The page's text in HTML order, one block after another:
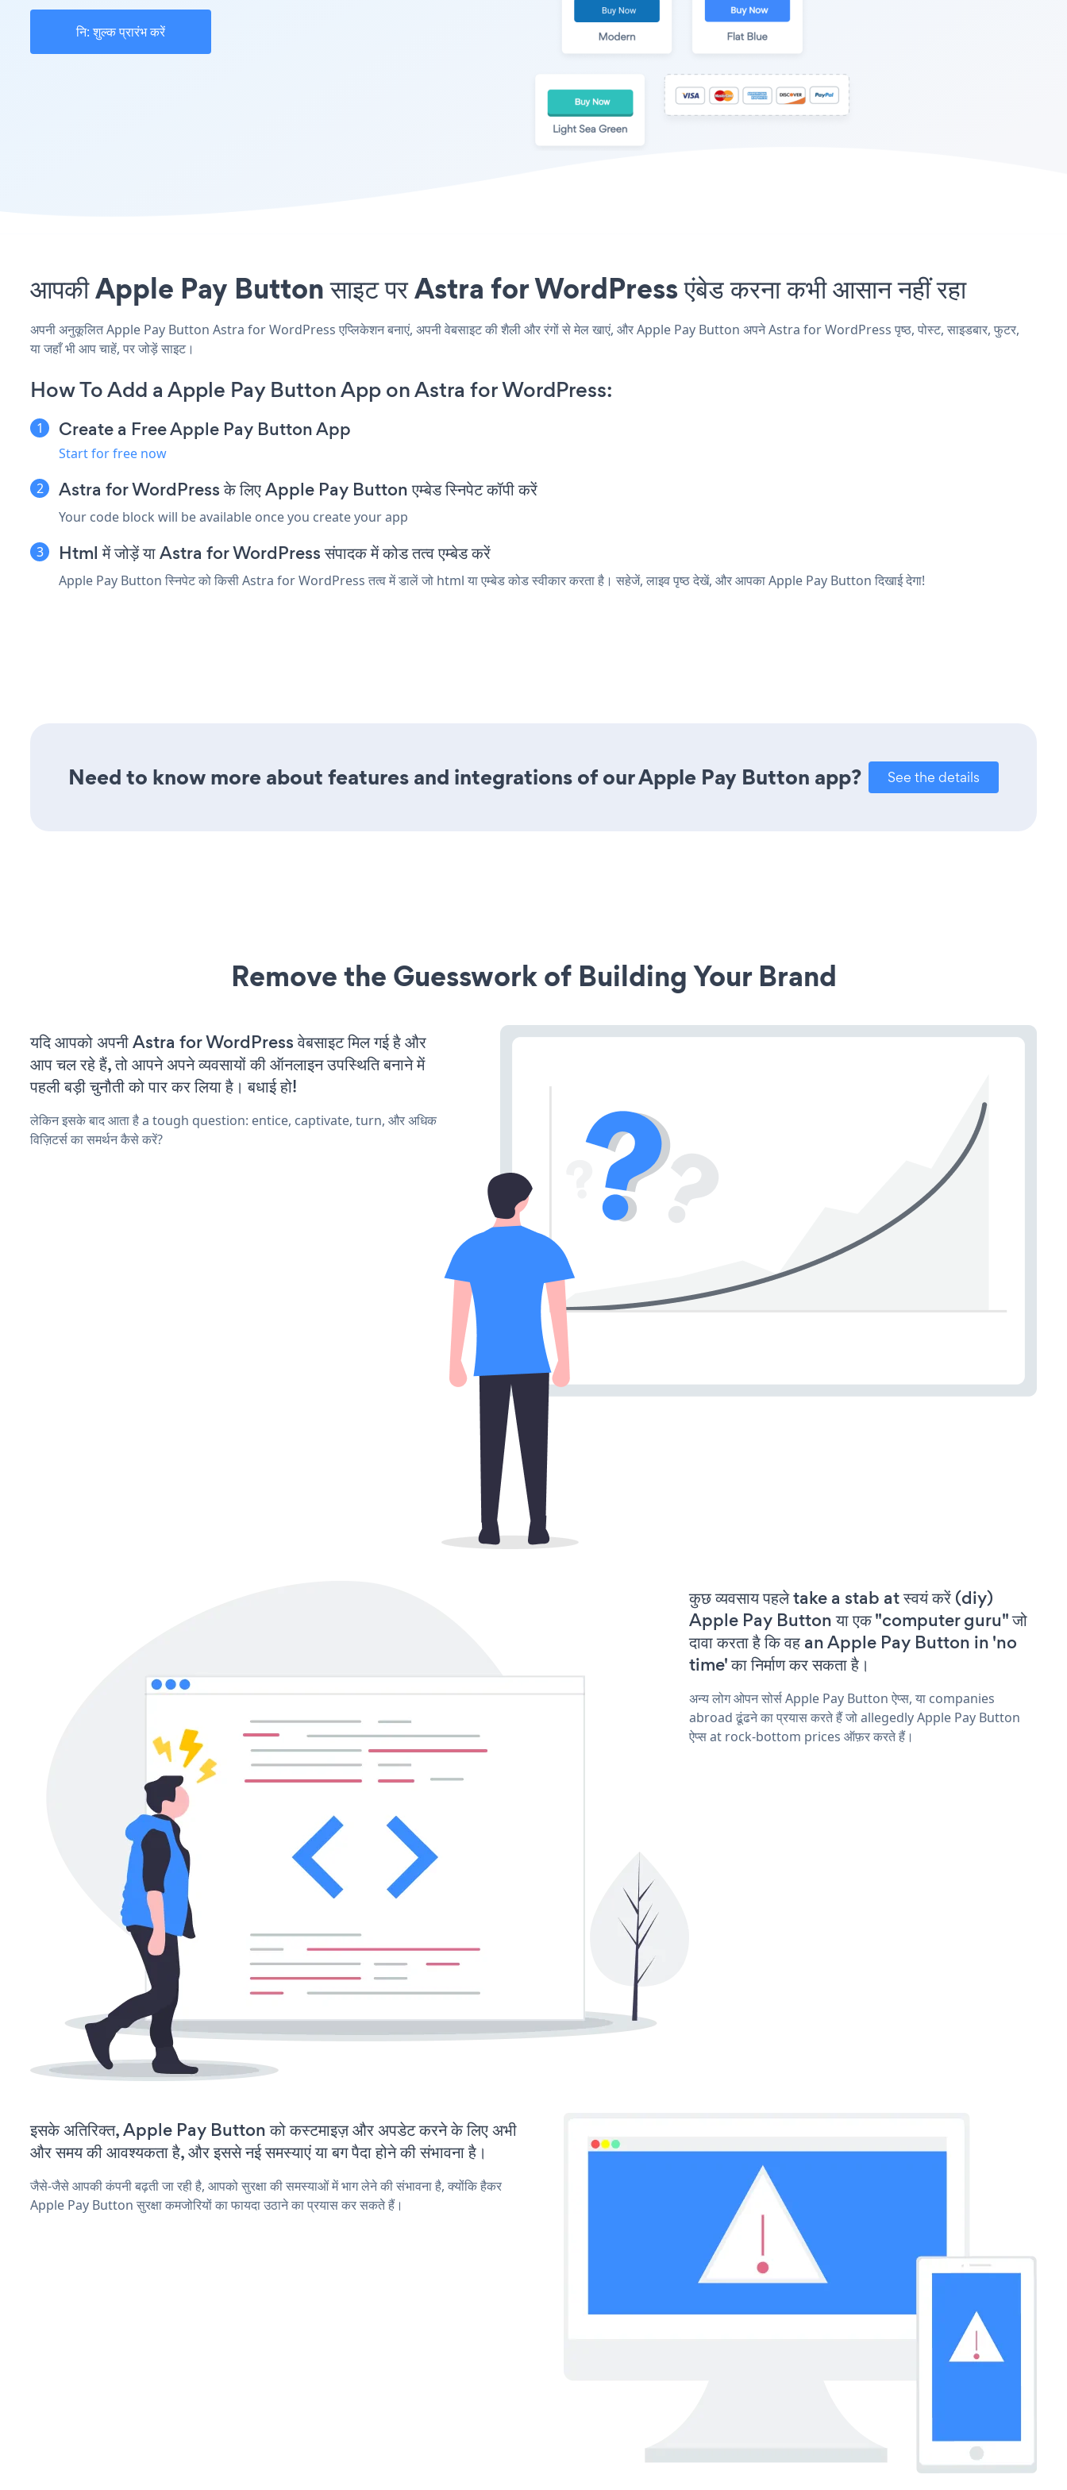
नि: शुल्क प्रारंभ करें
आपकी Apple Pay Button साइट पर Astra for WordPress एंबेड करना कभी आसान नहीं रहा
अपनी अनुकूलित Apple Pay Button Astra for WordPress एप्लिकेशन बनाएं, अपनी वेबसाइट की शैली और रंगों से मेल खाएं, और Apple Pay Button अपने Astra for WordPress पृष्ठ, पोस्ट, साइडबार, फुटर,
या जहाँ भी आप चाहें, पर जोड़ें साइट।
How To Add a Apple Pay Button App on Astra for WordPress:
Create a Free Apple Pay Button App
Start for free now
Astra for WordPress के लिए Apple Pay Button एम्बेड स्निपेट कॉपी करें
Your code block will be available once you create your app
Html में जोड़ें या Astra for WordPress संपादक में कोड तत्व एम्बेड करें
Apple Pay Button स्निपेट को किसी Astra for WordPress तत्व में डालें जो html या एम्बेड कोड स्वीकार करता है। सहेजें, लाइव पृष्ठ देखें, और आपका Apple Pay Button दिखाई देगा!
Need to know more about features and integrations of our Apple Pay Button app? See the details
Remove the Guesswork of Building Your Brand
यदि आपको अपनी Astra for WordPress वेबसाइट मिल गई है और
आप चल रहे हैं, तो आपने अपने व्यवसायों की ऑनलाइन उपस्थिति बनाने में
पहली बड़ी चुनौती को पार कर लिया है। बधाई हो!
लेकिन इसके बाद आता है a tough question: entice, captivate, turn, और अधिक
विज़िटर्स का समर्थन कैसे करें?
कुछ व्यवसाय पहले take a stab at स्वयं करें (diy)
Apple Pay Button या एक "computer guru" जो
दावा करता है कि वह an Apple Pay Button in 'no
time' का निर्माण कर सकता है।
अन्य लोग ओपन सोर्स Apple Pay Button ऐप्स, या companies
abroad ढूंढने का प्रयास करते हैं जो allegedly Apple Pay Button
ऐप्स at rock-bottom prices ऑफ़र करते हैं।
इसके अतिरिक्त, Apple Pay Button को कस्टमाइज़ और अपडेट करने के लिए अभी
और समय की आवश्यकता है, और इससे नई समस्याएं या बग पैदा होने की संभावना है।
जैसे-जैसे आपकी कंपनी बढ़ती जा रही है, आपको सुरक्षा की समस्याओं में भाग लेने की संभावना है, क्योंकि हैकर
Apple Pay Button सुरक्षा कमजोरियों का फायदा उठाने का प्रयास कर सकते हैं।